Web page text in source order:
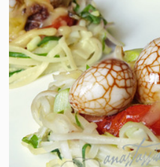
IN 3 ORE. MEDIU